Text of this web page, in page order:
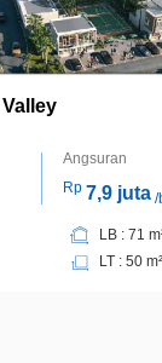
Angsuran
Rp 7,9 juta /
LB : 71
LT : 50 m²